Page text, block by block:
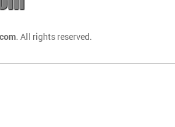
. All rights reserved.